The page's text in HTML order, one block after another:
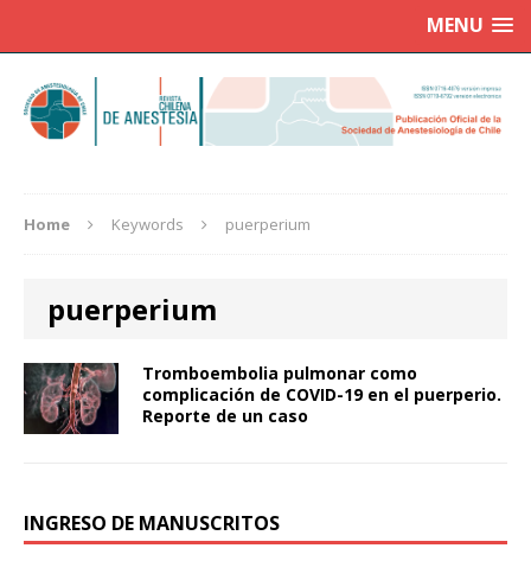
MENU
Home Keywords puerperium
puerperium
Tromboembolia pulmonar como
complicación de COVID-19 en el puerperio.
Reporte de un caso
INGRESO DE MANUSCRITOS